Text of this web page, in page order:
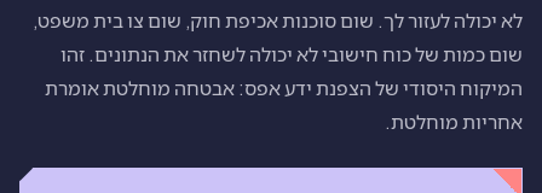
לא יכולה לעזור לך. שום סוכנות אכיפת חוק, שום צו בית משפט,
שום כמות של כוח חישובי לא יכולה לשחזר את הנתונים. זהו
המיקוח היסודי של הצפנת ידע אפס: אבטחה מוחלטת אומרת
אחריות מוחלטת.